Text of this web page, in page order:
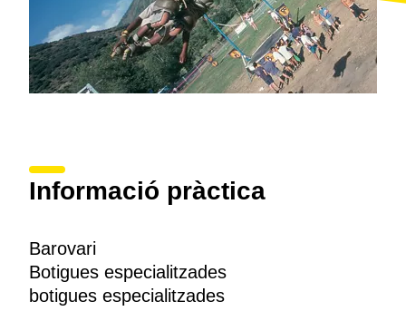
Informació pràctica
Barovari
Botigues especialitzades
botigues especialitzades